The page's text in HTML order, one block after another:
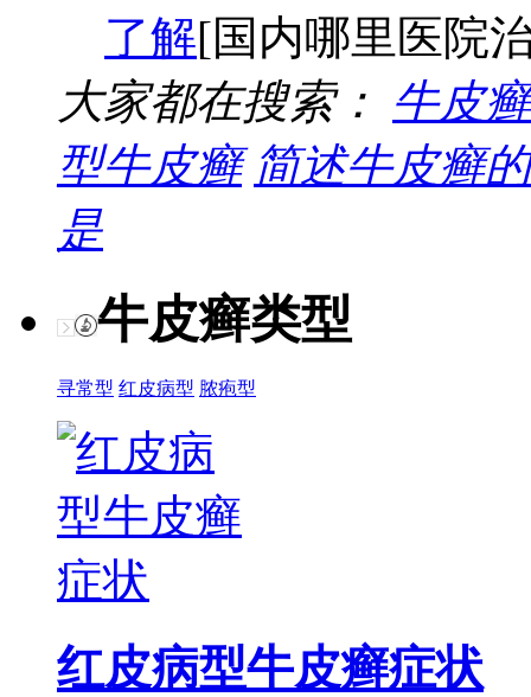
了解[国内哪里医院
大家都在搜索： 牛皮
型牛皮癣 简述牛皮癣
是
牛皮癣类型
寻常型 红皮病型 脓疱型
红皮病型牛皮癣症状